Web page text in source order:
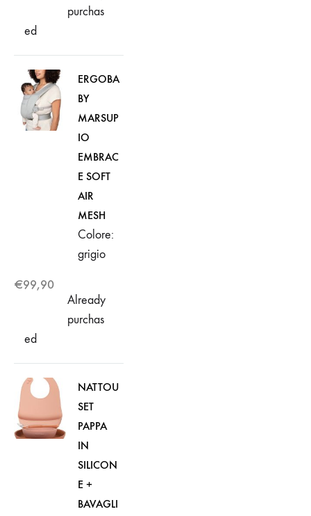
purchas
ed
ERGOBA
BY
MARSUP
IO
EMBRAC
E SOFT
AIR
MESH
Colore:
grigio
€99,90
Already
purchas
ed
NATTOU
SET
PAPPA
IN
SILICON
E +
BAVAGLI